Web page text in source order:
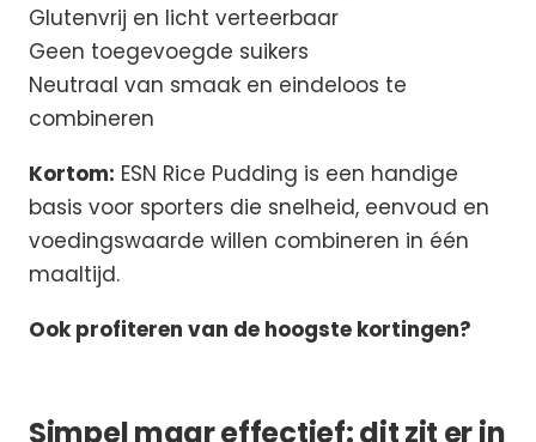
Glutenvrij en licht verteerbaar
Geen toegevoegde suikers
Neutraal van smaak en eindeloos te
combineren
Kortom: ESN Rice Pudding is een handige
basis voor sporters die snelheid, eenvoud en
voedingswaarde willen combineren in één
maaltijd.
Ook profiteren van de hoogste kortingen?
Simpel maar effectief: dit zit er in